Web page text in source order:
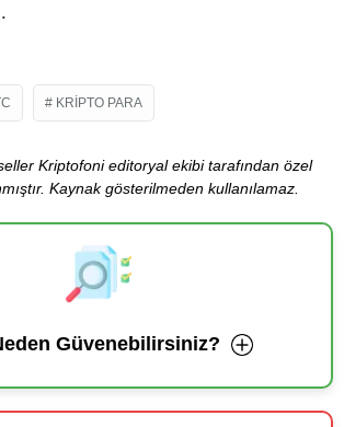
KRIPTO PARA
Kriptofoni editoryal ekibi tarafından özel
Kaynak gösterilmeden kullanılamaz.
Güvenebilirsiniz?